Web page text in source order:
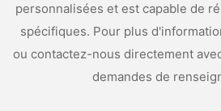
personnalisées et est capable de
spécifiques. Pour plus
ou contactez-nous directement
demandes de